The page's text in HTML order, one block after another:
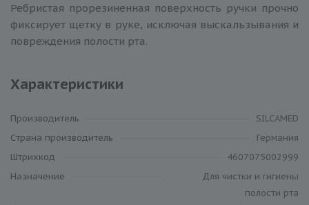
Ребристая прорезиненная поверхность ручки прочно
фиксирует щетку в руке, исключая выскальзывания и
повреждения полости рта.
Характеристики
Производитель
SILCAMED
Cтрана производитель
Германия
Штрихкод
4607075002999
Назначение
Для чистки и гигиены
полости рта